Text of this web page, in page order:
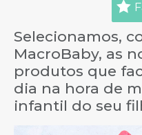
Selecionamos,
MacroBaby, as
produtos que
dia na hora de
infantil do seu